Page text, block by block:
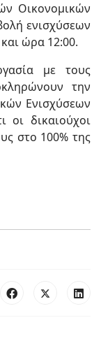
Οικονομικών
ενισχύσεων
ώρα 12:00.
με τους
την
Ενισχύσεων
οι δικαιούχοι
στο 100% της